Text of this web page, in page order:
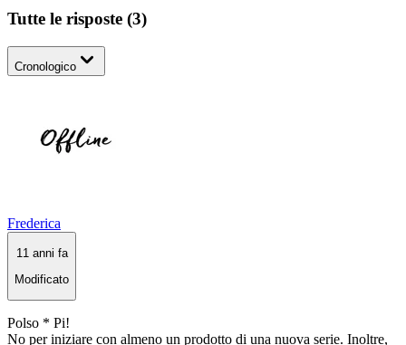
Tutte le risposte (3)
Cronologico
Frederica
11 anni fa
Modificato
Polso * Pi!
No per iniziare con almeno un prodotto di una nuova serie. Inoltre,